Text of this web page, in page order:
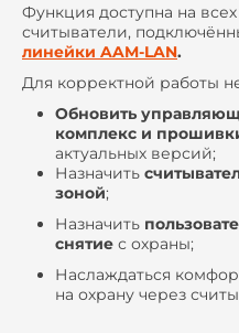
Функция доступна на
считыватели,
линейки AAM-LAN.
Для корректной работы
Обновить
комплекс и
актуальных версий;
Назначить
зоной;
Назначить
снятие с охраны;
Наслаждаться
на охрану через